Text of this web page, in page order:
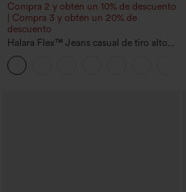
Compra 2 y obtén un 10% de descuento
| Compra 3 y obtén un 20% de
descuento
Halara Flex™ Jeans casual de tiro alto
con control abdominal, pernera ancha y
bolsillos